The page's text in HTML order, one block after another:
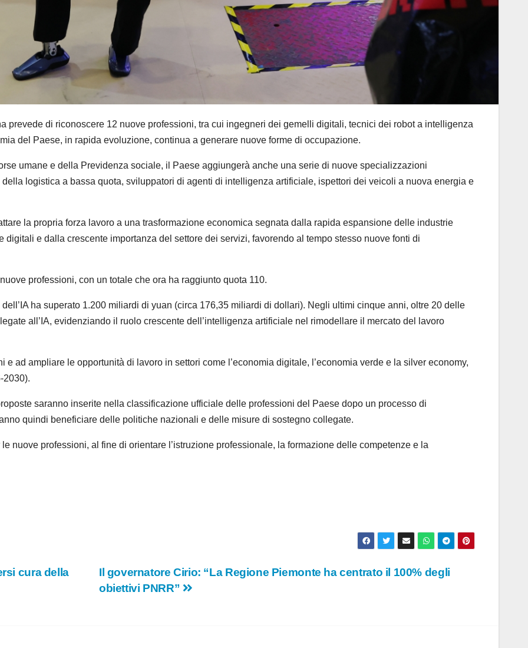
prevede di riconoscere 12 nuove professioni, tra cui ingegneri dei gemelli digitali, tecnici dei robot a intelligenza
del Paese, in rapida evoluzione, continua a generare nuove forme di occupazione.
umane e della Previdenza sociale, il Paese aggiungerà anche una serie di nuove specializzazioni
logistica a bassa quota, sviluppatori di agenti di intelligenza artificiale, ispettori dei veicoli a nuova energia e
la propria forza lavoro a una trasformazione economica segnata dalla rapida espansione delle industrie
e dalla crescente importanza del settore dei servizi, favorendo al tempo stesso nuove fonti di
professioni, con un totale che ora ha raggiunto quota 110.
ha superato 1.200 miliardi di yuan (circa 176,35 miliardi di dollari). Negli ultimi cinque anni, oltre 20 delle
all’IA, evidenziando il ruolo crescente dell’intelligenza artificiale nel rimodellare il mercato del lavoro
ad ampliare le opportunità di lavoro in settori come l’economia digitale, l’economia verde e la silver economy,
2030).
saranno inserite nella classificazione ufficiale delle professioni del Paese dopo un processo di
quindi beneficiare delle politiche nazionali e delle misure di sostegno collegate.
nuove professioni, al fine di orientare l’istruzione professionale, la formazione delle competenze e la
Il governatore Cirio: “La Regione Piemonte ha centrato il 100% degli
obiettivi PNRR”
cura della